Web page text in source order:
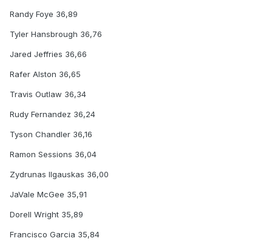
Randy Foye 36,89
Tyler Hansbrough 36,76
Jared Jeffries 36,66
Rafer Alston 36,65
Travis Outlaw 36,34
Rudy Fernandez 36,24
Tyson Chandler 36,16
Ramon Sessions 36,04
Zydrunas Ilgauskas 36,00
JaVale McGee 35,91
Dorell Wright 35,89
Francisco Garcia 35,84